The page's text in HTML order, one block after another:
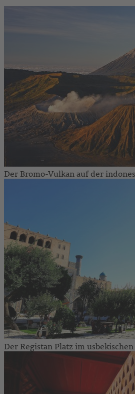
Der Bromo-Vulkan auf der
Der Registan Platz im